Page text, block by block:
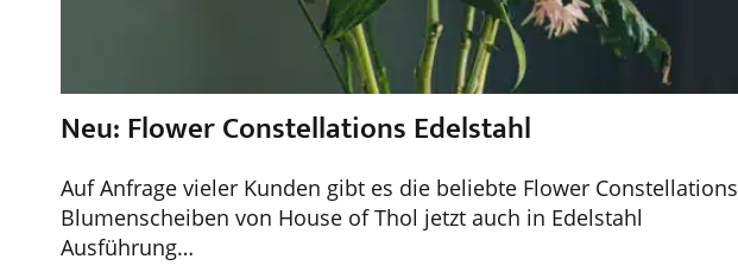
Neu: Flower Constellations Edelstahl
Auf Anfrage vieler Kunden gibt es die beliebte Flower Constellations
Blumenscheiben von House of Thol jetzt auch in Edelstahl
Ausführung…